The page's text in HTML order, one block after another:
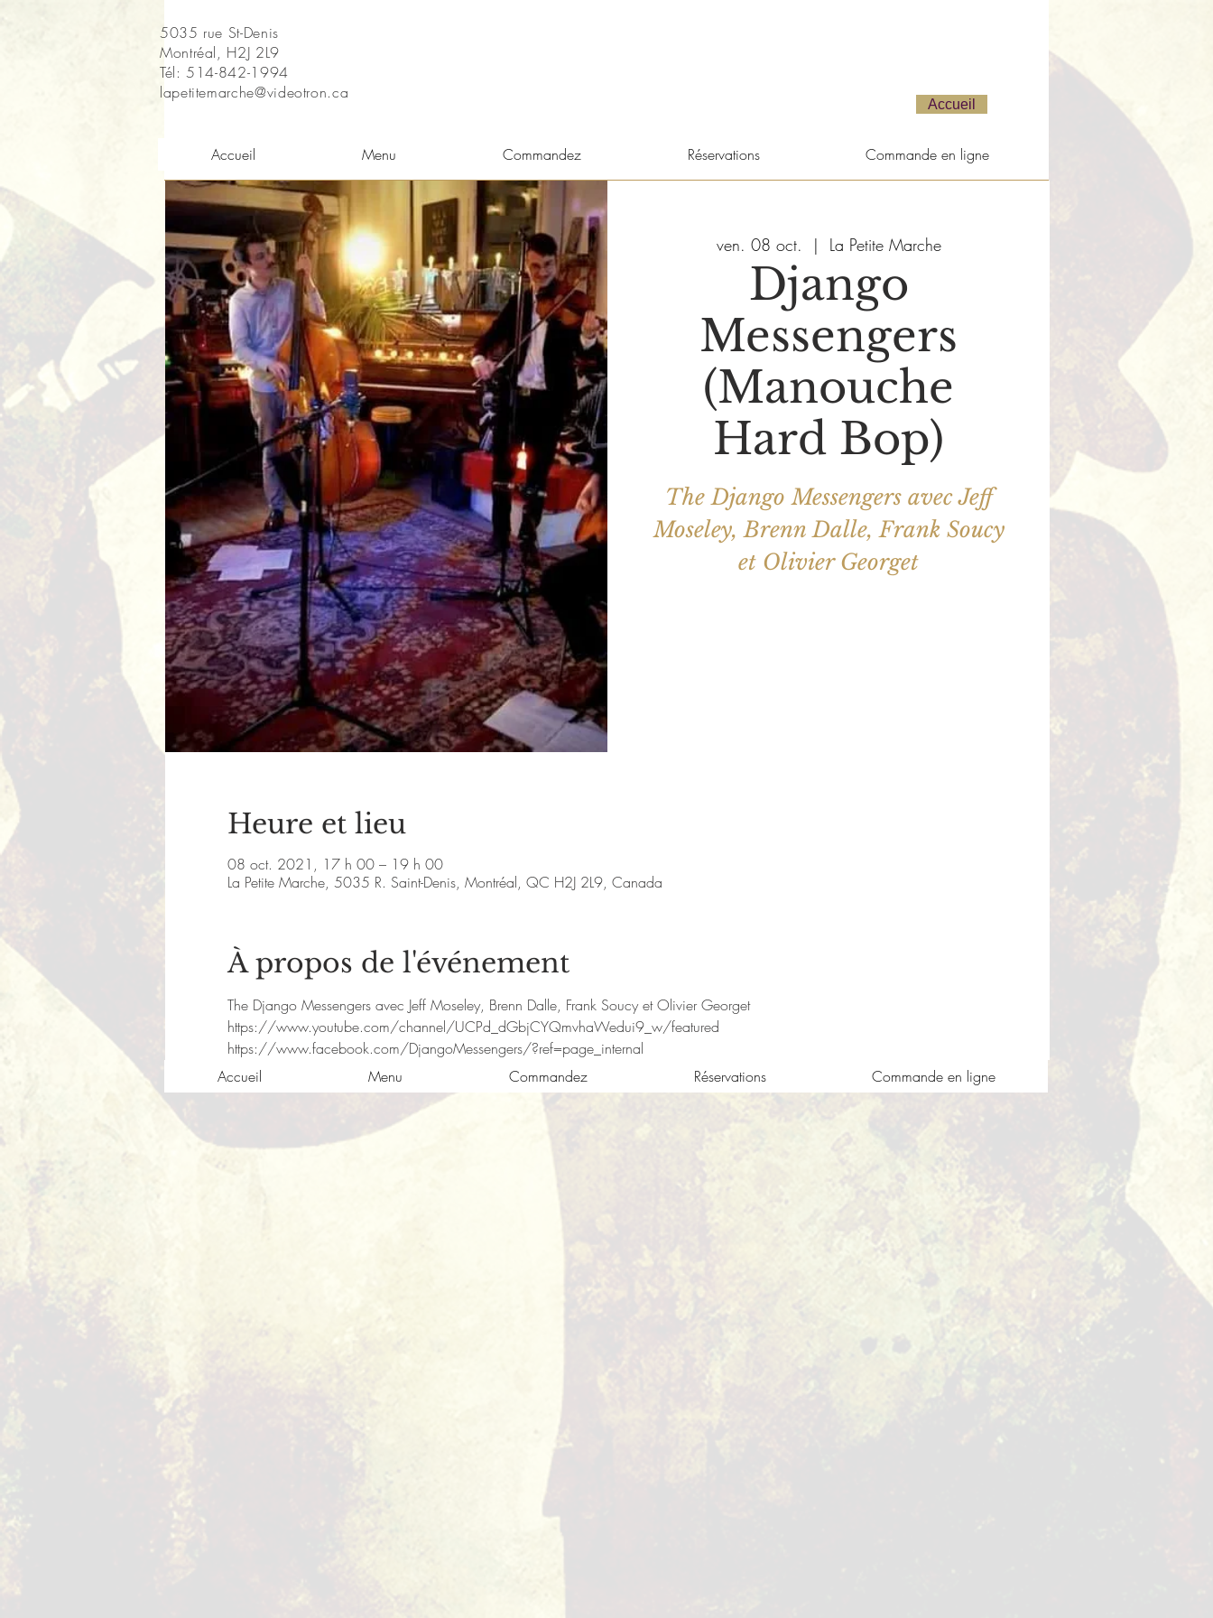
5035 rue St-Denis
Montréal, H2J 2L9
Tél: 514-842-1994
lapetitemarche@videotron.ca
Accueil
Accueil Menu Commandez Réservations Commande en ligne
ven. 08 oct.
  |
La Petite Marche
Django
Messengers
(Manouche
Hard Bop)
The Django Messengers avec Jeff
Moseley, Brenn Dalle, Frank Soucy
et Olivier Georget
Heure et lieu
08 oct. 2021, 17 h 00 – 19 h 00
La Petite Marche, 5035 R. Saint-Denis, Montréal, QC H2J 2L9, Canada
À propos de l'événement
The Django Messengers avec Jeff Moseley, Brenn Dalle, Frank Soucy et Olivier Georget
https://www.youtube.com/channel/UCPd_dGbjCYQmvhaWedui9_w/featured
https://www.facebook.com/DjangoMessengers/?ref=page_internal
Accueil
Menu Commandez Réservations Commande en ligne